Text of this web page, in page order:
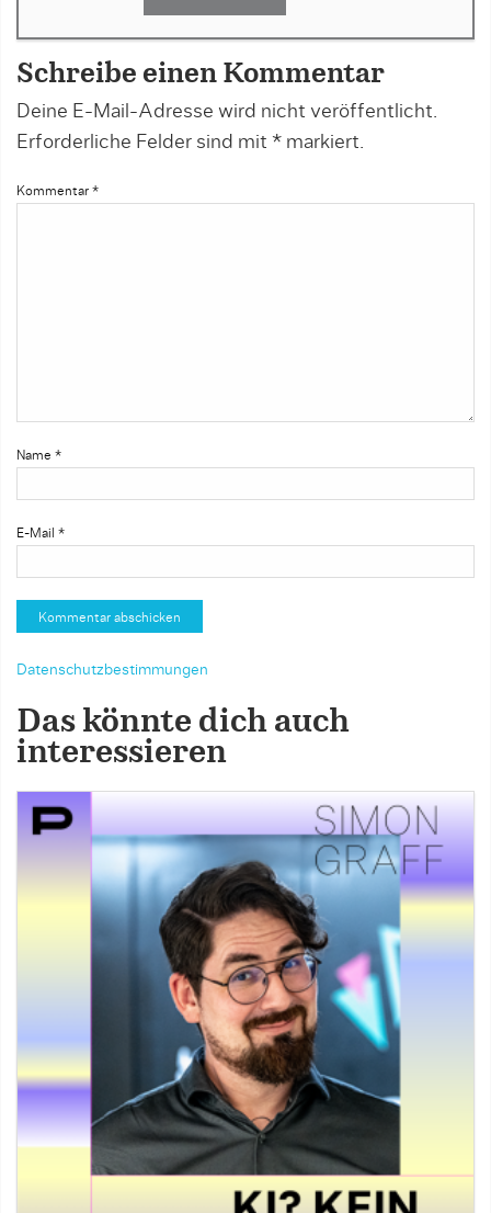
Schreibe einen Kommentar
Deine E-Mail-Adresse wird nicht veröffentlicht.
Erforderliche Felder sind mit * markiert.
Kommentar *
Name *
E-Mail *
Datenschutzbestimmungen
Das könnte dich auch
interessieren